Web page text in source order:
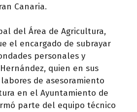
Canaria.
del Área de Agricultura,
el encargado de subrayar
personales y
quien en sus
de asesoramiento
en el Ayuntamiento de
parte del equipo técnico